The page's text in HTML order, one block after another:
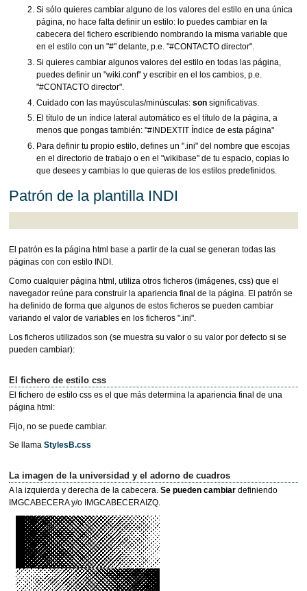
Si sólo quieres cambiar alguno de los valores del estilo en una única
página, no hace falta definir un estilo: lo puedes cambiar en la
cabecera del fichero escribiendo nombrando la misma variable que
en el estilo con un "#" delante, p.e. "#CONTACTO director".
Si quieres cambiar algunos valores del estilo en todas las página,
puedes definir un "wiki.conf" y escribir en el los cambios, p.e.
"#CONTACTO director".
Cuidado con las mayúsculas/minúsculas: sonsignificativas.
El título de un índice lateral automático es el título de la página, a
menos que pongas también: "#INDEXTIT Índice de esta página"
Para definir tu propio estilo, defines un ".ini" del nombre que escojas
en el directorio de trabajo o en el "wikibase" de tu espacio, copias lo
que desees y cambias lo que quieras de los estilos predefinidos.
Patrón de la plantilla INDI
El patrón es la página html base a partir de la cual se generan todas las
páginas con con estilo INDI.
Como cualquier página html, utiliza otros ficheros (imágenes, css) que el
navegador reúne para construir la apariencia final de la página. El patrón se
ha definido de forma que algunos de estos ficheros se pueden cambiar
variando el valor de variables en los ficheros ".ini".
Los ficheros utilizados son (se muestra su valor o su valor por defecto si se
pueden cambiar):
El fichero de estilo css
El fichero de estilo css es el que más determina la apariencia final de una
página html:
Fijo, no se puede cambiar.
Se llama StylesB.css
La imagen de la universidad y el adorno de cuadros
A la izquierda y derecha de la cabecera. Se pueden cambiardefiniendo
IMGCABECERA y/o IMGCABECERAIZQ.